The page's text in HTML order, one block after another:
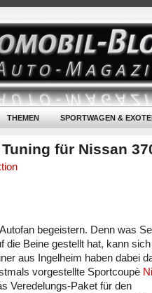
THEMEN SPORTWAGEN &
für Nissan
begeistern. Denn was
die Beine gestellt hat, kann sich
aus Ingelheim haben dabei
vorgestellte Sportcoupè
Veredelungs-Paket für den